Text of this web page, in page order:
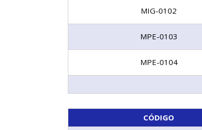
MIG-0102
MPE-0103
MPE-0104
CÓDIGO